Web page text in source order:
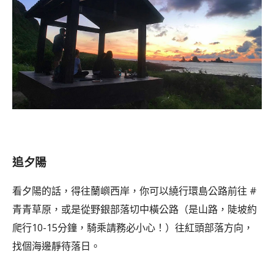
追夕陽
看夕陽的話，得往蘭嶼西岸，你可以繞行環島公路前往 #
青青草原，或是從野銀部落切中橫公路（是山路，陡坡約
爬行10-15分鐘，騎乘請務必小心！）往紅頭部落方向，
找個海邊靜待落日。